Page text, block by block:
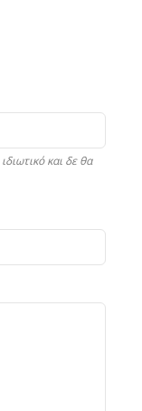
και δε θα